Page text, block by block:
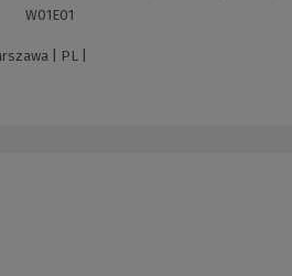
W01E01
| PL |